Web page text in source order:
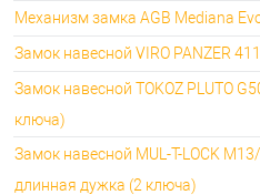
Механизм замка AGB Mediana
Замок навесной VIRO PANZER
Замок навесной TOKOZ PLUTO
ключа)
Замок навесной MUL-T-LOCK
длинная дужка (2 ключа)